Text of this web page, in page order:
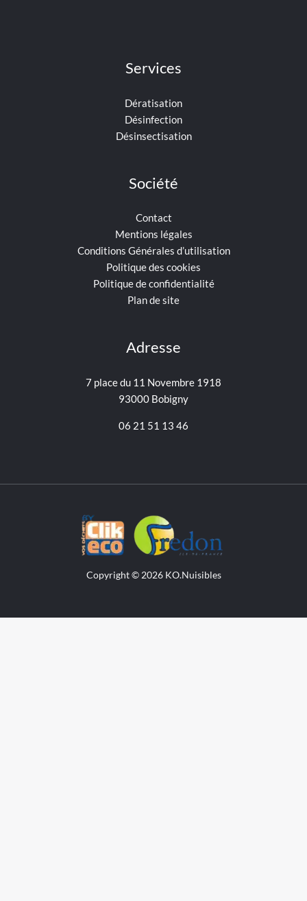
Services
Dératisation
Désinfection
Désinsectisation
Société
Contact
Mentions légales
Conditions Générales d’utilisation
Politique des cookies
Politique de confidentialité
Plan de site
Adresse
7 place du 11 Novembre 1918
93000 Bobigny
06 21 51 13 46
Copyright © 2026 KO.Nuisibles